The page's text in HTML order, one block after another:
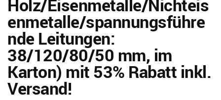
Holz/Eisenmetalle/Nichteis
enmetalle/spannungsführe
nde Leitungen:
38/120/80/50 mm, im
Karton) mit 53% Rabatt inkl.
Versand!